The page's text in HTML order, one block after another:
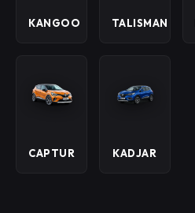
KANGOO TALISMAN
CAPTUR KADJAR